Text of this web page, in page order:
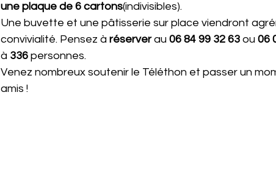
une plaque de 6 cartons(indivisibles).
Une buvette et une pâtisserie sur place viendront
convivialité. Pensez à réserver au 06 84 99 32 63 ou 06
à 336 personnes.
Venez nombreux soutenir le Téléthon et passer un
amis !